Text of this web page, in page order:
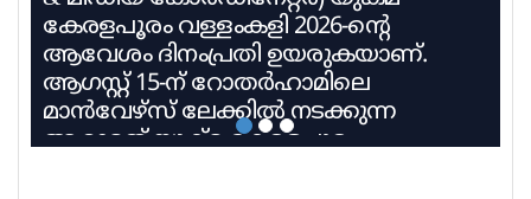
കേരളപൂരം വള്ളംകളി 2026-ന്റെ
ആവേശം ദിനംപ്രതി ഉയരുകയാണ്.
ആഗസ്റ്റ് 15-ന് റോതർഹാമിലെ
മാൻവേഴ്സ് ലേക്കിൽ നടക്കുന്ന
ആറാമത് യുക്മ കേരളപൂരം